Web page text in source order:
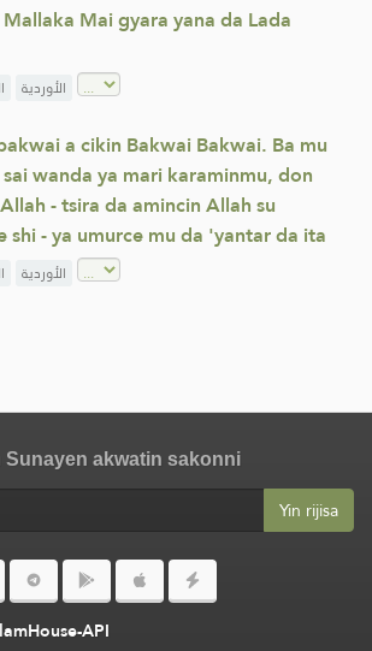
Mai gyara yana da Lada
الأوردية
a cikin Bakwai Bakwai. Ba mu
wanda ya mari karaminmu, don
- tsira da amincin Allah su
- ya umurce mu da 'yantar da ita
الأوردية
Sunayen akwatin sakonni
Yin rijisa
API